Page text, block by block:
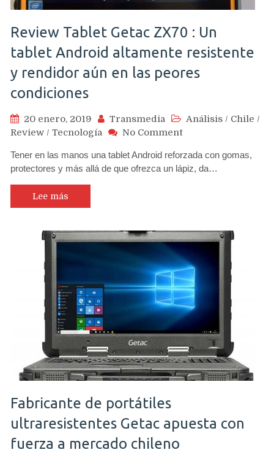
Review Tablet Getac ZX70 : Un
tablet Android altamente resistente
y rendidor aún en las peores
condiciones
20 enero, 2019 Transmedia Análisis / Chile /
Review / Tecnología No Commenton
Tablet
Getac
Android
altamente
resistente
y
rendidor
aún
en
las
peores
condiciones
Tener en las manos una tablet Android reforzada con gomas,
protectores y más allá de que ofrezca un lápiz, da…
Lee más
Fabricante de portátiles
ultraresistentes Getac apuesta con
fuerza a mercado chileno